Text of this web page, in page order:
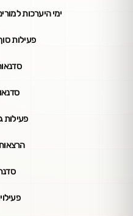
ימי היערכות
פעילות
פעילות